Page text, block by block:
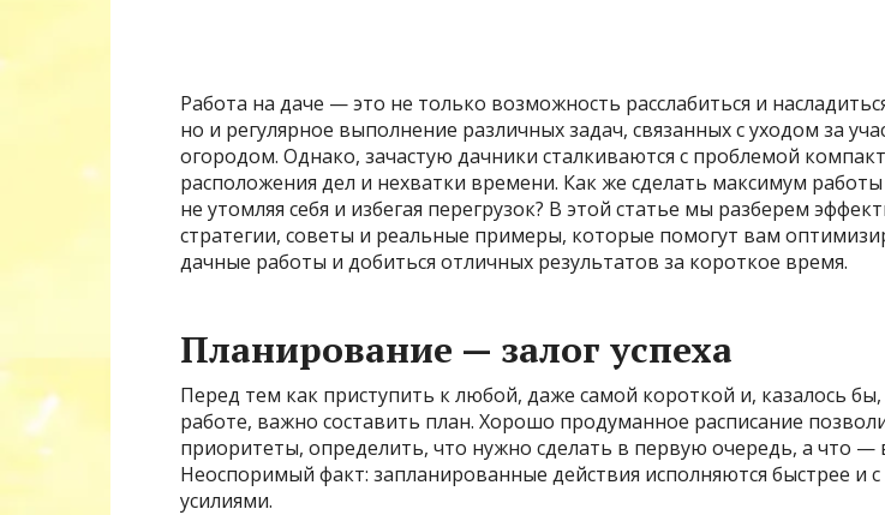
Работа на даче — это не только возможность расслабиться и
но и регулярное выполнение различных задач, связанных с уходом за
огородом. Однако, зачастую дачники сталкиваются с проблемой
расположения дел и нехватки времени. Как же сделать максимум
не утомляя себя и избегая перегрузок? В этой статье мы разберем
стратегии, советы и реальные примеры, которые помогут вам
дачные работы и добиться отличных результатов за короткое время.
Планирование — залог успеха
Перед тем как приступить к любой, даже самой короткой и, казалось
работе, важно составить план. Хорошо продуманное расписание
приоритеты, определить, что нужно сделать в первую очередь, а что
Неоспоримый факт: запланированные действия исполняются быстрее и
усилиями.